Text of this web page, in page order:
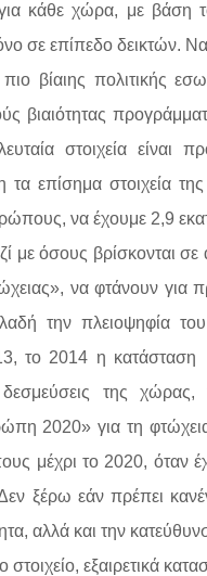
κάθε χώρα, με βάση
σε επίπεδο
βίαιης πολιτικής
βιαιότητας
στοιχεία
τα επίσημα στοιχεία
να έχουμε 2,9
με όσους βρίσκονται
να φτάνουν για
την πλειοψηφία
το 2014 η κατάσταση
της χώρας,
2020» για τη
μέχρι το 2020, όταν
ξέρω εάν πρέπει
αλλά και την
εξαιρετικά